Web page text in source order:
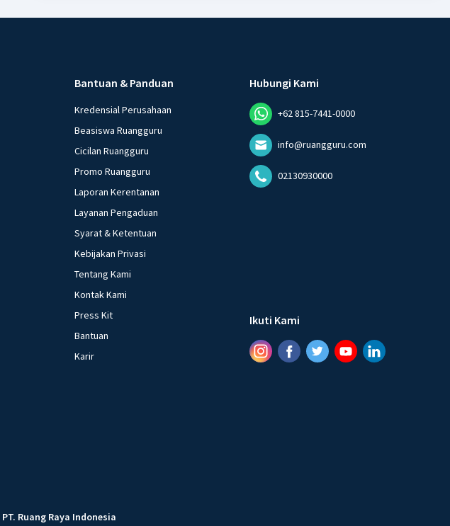
Bantuan & Panduan
Kredensial Perusahaan
Beasiswa Ruangguru
Cicilan Ruangguru
Promo Ruangguru
Laporan Kerentanan
Layanan Pengaduan
Syarat & Ketentuan
Kebijakan Privasi
Tentang Kami
Kontak Kami
Press Kit
Bantuan
Karir
Hubungi Kami
+62 815-7441-0000
info@ruangguru.com
02130930000
Ikuti Kami
PT. Ruang Raya Indonesia